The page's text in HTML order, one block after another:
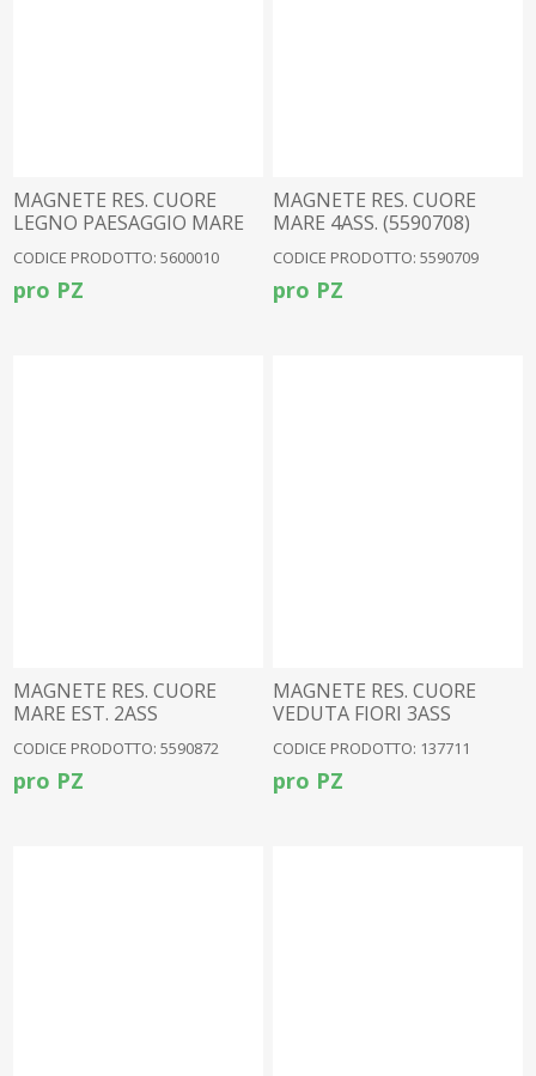
MAGNETE RES. CUORE
LEGNO PAESAGGIO MARE
CODICE PRODOTTO: 5600010
pro PZ
MAGNETE RES. CUORE
MARE 4ASS. (5590708)
CODICE PRODOTTO: 5590709
pro PZ
MAGNETE RES. CUORE
MARE EST. 2ASS
CODICE PRODOTTO: 5590872
pro PZ
MAGNETE RES. CUORE
VEDUTA FIORI 3ASS
CODICE PRODOTTO: 137711
pro PZ